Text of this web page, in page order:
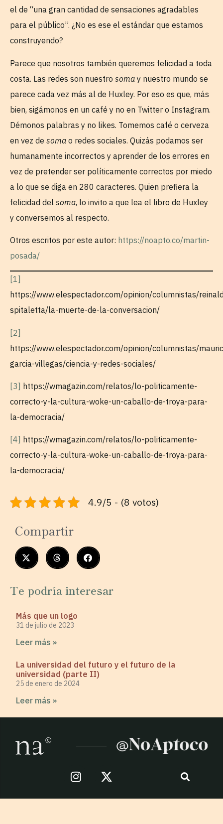
el de “una gran cantidad de sensaciones agradables
para el público”. ¿No es ese el estándar que estamos
construyendo?
Parece que nosotros también queremos felicidad a toda
costa. Las redes son nuestro soma y nuestro mundo se
parece cada vez más al de Huxley. Por eso es que, más
bien, sigámonos en un café y no en Twitter o Instagram.
Démonos palabras y no likes. Tomemos café o cerveza
en vez de soma o redes sociales. Quizás podamos ser
humanamente incorrectos y aprender de los errores en
vez de pretender ser políticamente correctos por miedo
a lo que se diga en 280 caracteres. Quien prefiera la
felicidad del soma, lo invito a que lea el libro de Huxley
y conversemos al respecto.
Otros escritos por este autor: https://noapto.co/martin-
posada/
[1]
https://www.elespectador.com/opinion/columnistas/
spitaletta/la-muerte-de-la-conversacion/
[2]
https://www.elespectador.com/opinion/columnistas/
garcia-villegas/ciencia-y-redes-sociales/
[3] https://wmagazin.com/relatos/lo-politicamente-
correcto-y-la-cultura-woke-un-caballo-de-troya-para-
la-democracia/
[4] https://wmagazin.com/relatos/lo-politicamente-
correcto-y-la-cultura-woke-un-caballo-de-troya-para-
la-democracia/
4.9/5 - (8 votos)
Compartir
Te podría interesar
Más que un logo
31 de julio de 2023
Leer más »
La universidad del futuro y el futuro de la
universidad (parte II)
25 de enero de 2024
Leer más »